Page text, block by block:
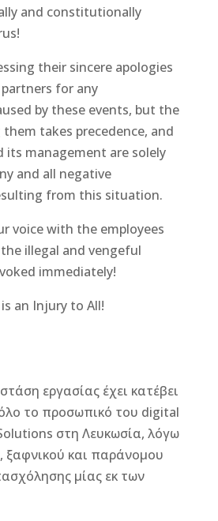
and constitutionally
their sincere apologies
for any
by these events, but the
takes precedence, and
its management are solely
and all negative
from this situation.
voice with the employees
illegal and vengeful
immediately!
an Injury to All!
εργασίας έχει κατέβει
το προσωπικό του digital
στη Λευκωσία, λόγω
ξαφνικού και παράνομου
μίας εκ των